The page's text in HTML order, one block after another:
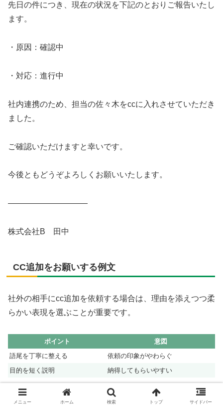
先日の件につき、現在の状況を下記のとおりご報告いたし
ます。
・原因：確認中
・対応：進行中
社内連携のため、担当の佐々木をccに入れさせていただき
ました。
ご確認いただけますと幸いです。
今後ともどうぞよろしくお願いいたします。
――――――――――
株式会社B 田中
CC追加をお願いする例文
社外の相手にcc追加を依頼する場合は、理由を添えつつ柔
らかい表現を選ぶことが重要です。
ポイント
意図
語尾を丁寧に整える
依頼の印象がやわらぐ
目的を短く説明
納得してもらいやすい
【フル例文】
メニュー ホーム 検索 トップ サイドバー